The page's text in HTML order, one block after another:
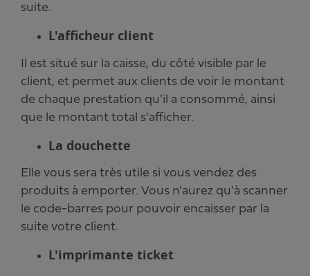
suite.
L'afficheur client
Il est situé sur la caisse, du côté visible par le
client, et permet aux clients de voir le montant
de chaque prestation qu'il a consommé, ainsi
que le montant total s'afficher.
La douchette
Elle vous sera très utile si vous vendez des
produits à emporter. Vous n'aurez qu'à scanner
le code-barres pour pouvoir encaisser par la
suite votre client.
L'imprimante ticket